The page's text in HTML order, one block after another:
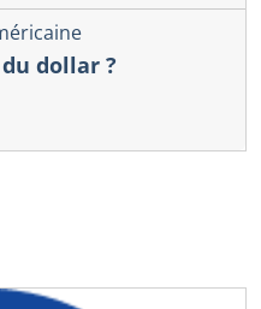
dollar ?